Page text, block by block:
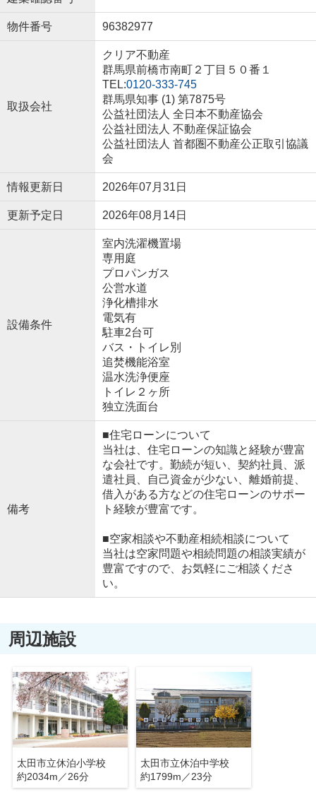
物件番号 96382977
取扱会社
クリア不動産
群馬県前橋市南町２丁目５０番１
TEL:0120-333-745
群馬県知事 (1) 第7875号
公益社団法人 全日本不動産協会
公益社団法人 不動産保証協会
公益社団法人 首都圏不動産公正取引協議
会
情報更新日 2026年07月31日
更新予定日 2026年08月14日
設備条件
室内洗濯機置場
専用庭
プロパンガス
公営水道
浄化槽排水
電気有
駐車2台可
バス・トイレ別
追焚機能浴室
温水洗浄便座
トイレ２ヶ所
独立洗面台
備考
■住宅ローンについて
当社は、住宅ローンの知識と経験が豊富
な会社です。勤続が短い、契約社員、派
遣社員、自己資金が少ない、離婚前提、
借入がある方などの住宅ローンのサポー
ト経験が豊富です。
■空家相談や不動産相続相談について
当社は空家問題や相続問題の相談実績が
豊富ですので、お気軽にご相談くださ
い。
周辺施設
太田市立休泊小学校
約2034m／26分
太田市立休泊中学校
約1799m／23分